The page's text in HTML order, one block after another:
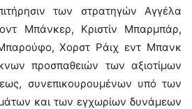
των στρατηγών Αγγέλα
Μπάνκερ, Κριστίν Μπαρμπάρ,
Χορστ Ράιχ εντ Μπανκ
προσπαθειών των αξιοτίμων
συνεπικουρουμένων υπό των
και των εγχωρίων δυνάμεων